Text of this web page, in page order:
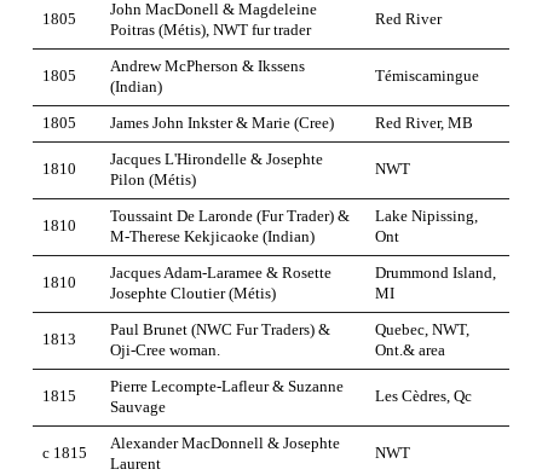
1805
John MacDonell & Magdeleine
Poitras (Métis), NWT fur trader
Red River
1805
Andrew McPherson & Ikssens
(Indian)
Témiscamingue
1805 James John Inkster & Marie (Cree) Red River, MB
1810
Jacques L'Hirondelle & Josephte
Pilon (Métis)
NWT
1810
Toussaint De Laronde (Fur Trader) &
M-Therese Kekjicaoke (Indian)
Lake Nipissing,
Ont
1810
Jacques Adam-Laramee & Rosette
Josephte Cloutier (Métis)
Drummond Island,
MI
1813
Paul Brunet (NWC Fur Traders) &
Oji-Cree woman.
Quebec, NWT,
Ont.& area
1815
Pierre Lecompte-Lafleur & Suzanne
Sauvage
Les Cèdres, Qc
c 1815
Alexander MacDonnell & Josephte
Laurent
NWT